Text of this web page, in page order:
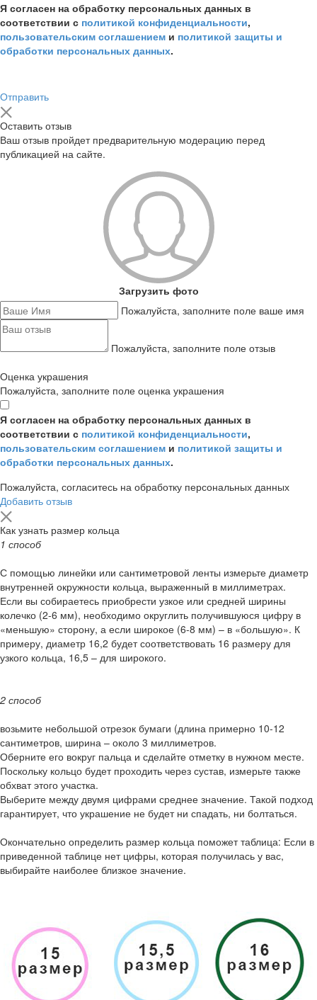
Я согласен на обработку персональных данных в
соответствии с политикой конфиденциальности,
пользовательским соглашением и политикой защиты и
обработки персональных данных.
Отправить
Оставить отзыв
Ваш отзыв пройдет предварительную модерацию перед
публикацией на сайте.
Загрузить фото
Пожалуйста, заполните поле ваше имя
Пожалуйста, заполните поле отзыв
Оценка украшения
Пожалуйста, заполните поле оценка украшения
Я согласен на обработку персональных данных в
соответствии с политикой конфиденциальности,
пользовательским соглашением и политикой защиты и
обработки персональных данных.
Пожалуйста, согласитесь на обработку персональных данных
Добавить отзыв
Как узнать размер кольца
1 способ
С помощью линейки или сантиметровой ленты измерьте диаметр
внутренней окружности кольца, выраженный в миллиметрах.
Если вы собираетесь приобрести узкое или средней ширины
колечко (2-6 мм), необходимо округлить получившуюся цифру в
«меньшую» сторону, а если широкое (6-8 мм) – в «большую». К
примеру, диаметр 16,2 будет соответствовать 16 размеру для
узкого кольца, 16,5 – для широкого.
2 способ
возьмите небольшой отрезок бумаги (длина примерно 10-12
сантиметров, ширина – около 3 миллиметров.
Оберните его вокруг пальца и сделайте отметку в нужном месте.
Поскольку кольцо будет проходить через сустав, измерьте также
обхват этого участка.
Выберите между двумя цифрами среднее значение. Такой подход
гарантирует, что украшение не будет ни спадать, ни болтаться.
Окончательно определить размер кольца поможет таблица: Если в
приведенной таблице нет цифры, которая получилась у вас,
выбирайте наиболее близкое значение.